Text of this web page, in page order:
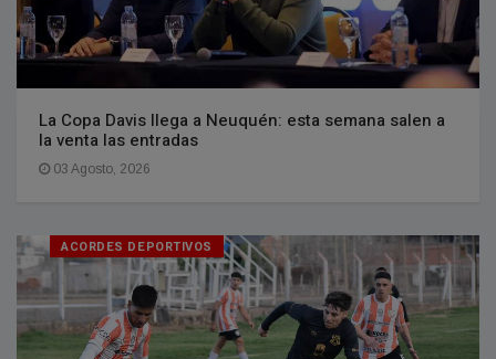
La Copa Davis llega a Neuquén: esta semana salen a
la venta las entradas
03 Agosto, 2026
ACORDES DEPORTIVOS